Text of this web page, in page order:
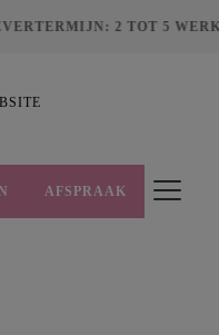
2 TOT 5
AFSPRAAK